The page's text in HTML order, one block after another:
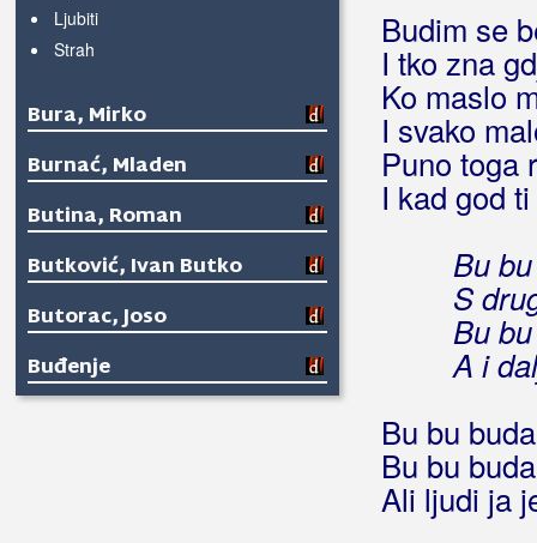
Ljubiti
Strah
Bura, Mirko
Burnać, Mladen
Butina, Roman
Butković, Ivan Butko
Butorac, Joso
Buđenje
Budim se
I tko zna
Ko maslo
I svako
Puno toga
I kad god
Bu
S
Bu
A i
Bu bu
Bu bu
Ali ljudi ja